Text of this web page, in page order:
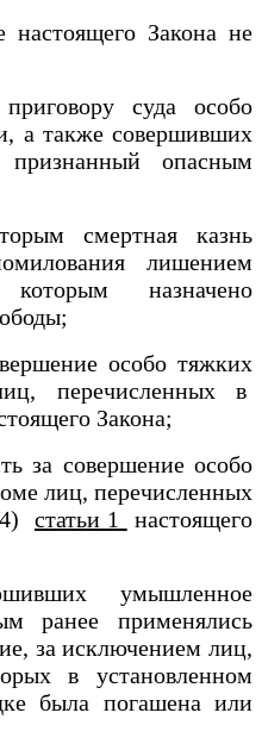
настоящего Закона не
суда особо
а также совершивших
признанный опасным
смертная казнь
лишением
назначено
особо тяжких
перечисленных в
Закона;
совершение особо
лиц, перечисленных
статьи 1
настоящего
умышленное
ранее применялись
за исключением лиц,
в установленном
была погашена или